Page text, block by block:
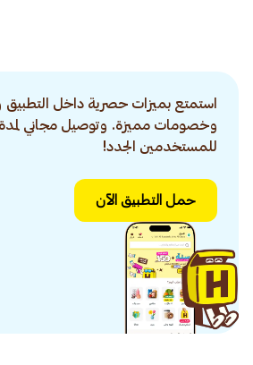
استمتع بميزات حصرية داخل
وخصومات مميزة. وتوصيل مجاني
للمستخدمين الجدد!
حمل التطبيق الآن